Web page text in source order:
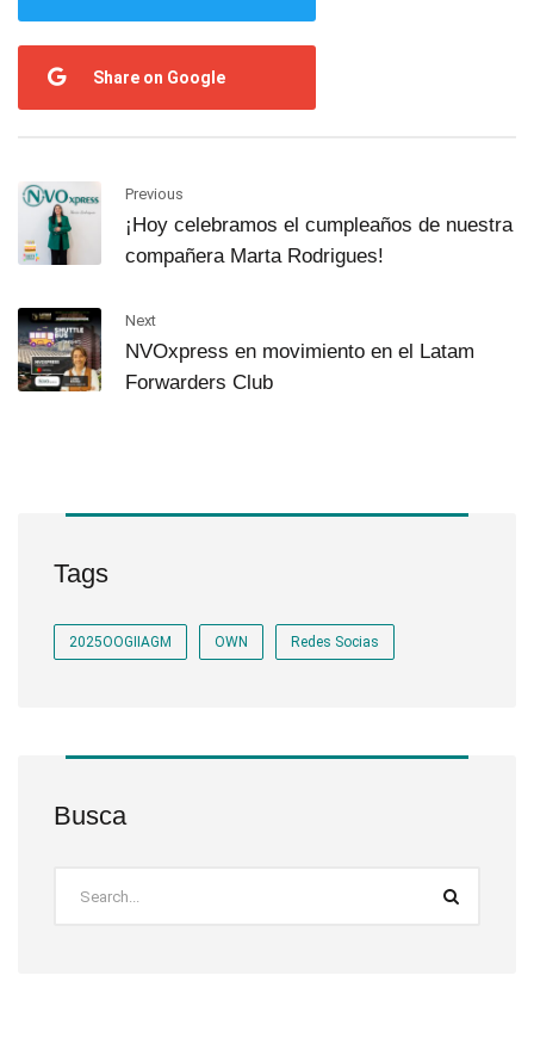
Share on Google
Previous
¡Hoy celebramos el cumpleaños de nuestra
compañera Marta Rodrigues!
Next
NVOxpress en movimiento en el Latam
Forwarders Club
Tags
2025OOGIIAGM OWN Redes Socias
Busca